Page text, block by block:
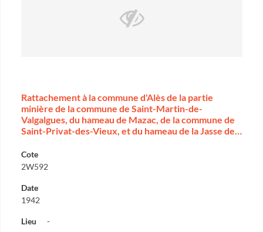
Rattachement à la commune d'Alès de la partie
minière de la commune de Saint-Martin-de-
Valgalgues, du hameau de Mazac, de la commune de
Saint-Privat-des-Vieux, et du hameau de la Jasse de…
Cote
2W592
Date
1942
Lieu -